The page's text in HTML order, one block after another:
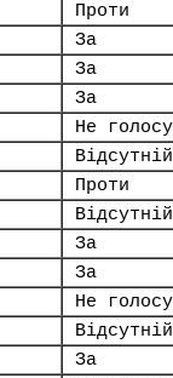
Проти
За
За
За
Не
Відсутній
Проти
Відсутній
За
За
Не
Відсутній
За